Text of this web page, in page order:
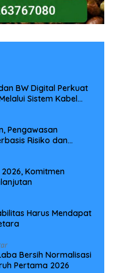
BW Digital Perkuat
Sistem Kabel
Pengawasan
Risiko dan
Komitmen
Harus Mendapat
Bersih Normalisasi
Pertama 2026